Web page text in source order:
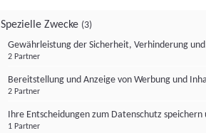
Spezielle Zwecke (3)
Gewährleistung der Sicherheit, Verhinderung
2 Partner
Bereitstellung und Anzeige von Werbung und
2 Partner
Ihre Entscheidungen zum Datenschutz
1 Partner